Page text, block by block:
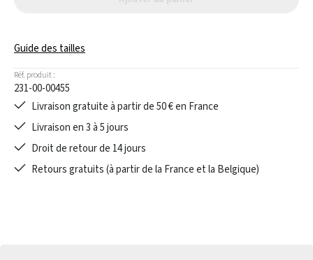
Guide des tailles
Réf. produit :
231-00-00455
Livraison gratuite à partir de 50 € en France
Livraison en 3 à 5 jours
Droit de retour de 14 jours
Retours gratuits (à partir de la France et la Belgique)